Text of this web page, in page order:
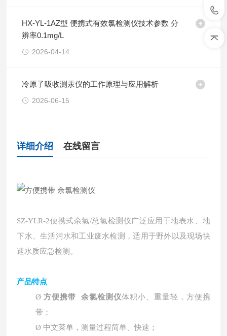
HX-YL-1AZ型 便携式有效氯检测仪技术参数 分
辨率0.1mg/L
2026-04-14
冷原子吸收测汞仪的工作原理与应用解析
2026-06-15
详细介绍 在线留言
SZ-YLR-2便携式余氯/总氯检测仪广泛应用于地表水、地
下水、生活污水和工业废水检测，适用于野外以及现场快
速水质应急检测。
产品特点
Ø 方便携带 余氯检测仪体积小、重量轻，方便携
带；
Ø 中文菜单，测量过程简单、快速；